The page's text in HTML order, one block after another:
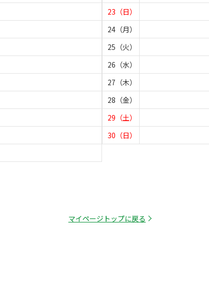
23（日）
24（月）
25（火）
26（水）
27（木）
28（金）
29（土）
30（日）
マイページトップに戻る